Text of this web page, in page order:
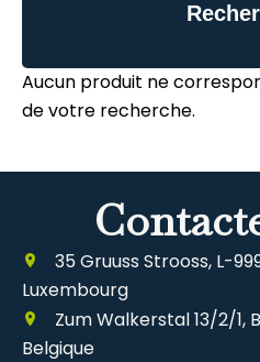
Aucun produit ne
de votre recherche.
35 Gruuss Strooss, L-
Luxembourg
Zum Walkerstal 13/2/1,
Belgique